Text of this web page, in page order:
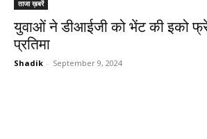
ताजा ख़बरें
युवाओं ने डीआईजी को भेंट की इको
प्रतिमा
Shadik - September 9, 2024